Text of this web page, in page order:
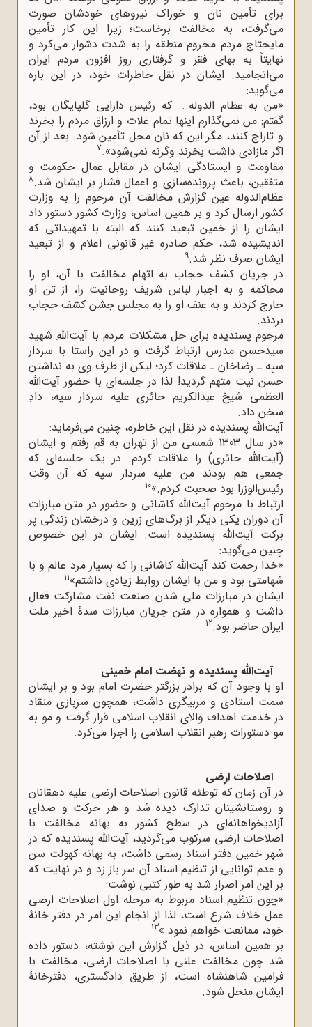
برای تأمین نان و خوراک نیروهای خودشان صورت
می‌گرفت، به مخالفت برخاست؛ زیرا این کار تأمین
مایحتاج مردم محروم منطقه را به شدت دشوار می‌کرد و
نهایتاً به بهای فقر و گرفتاری روز افزون مردم ایران
می‌انجامید. ایشان در نقل خاطرات خود، در این باره
می‌گوید:
«من به عظام الدوله... که رئیس دارایی گلپایگان بود،
گفتم: من نمی‌گذارم اینها تمام غلات و ارزاق مردم را بخرند
و تاراج کنند، مگر این که نان محل تأمین شود. بعد از آن
اگر مازادی داشت بخرند وگرنه نمی‌شود».7
مقاومت و ایستادگی ایشان در مقابل عمال حکومت و
متفقین، باعث پرونده‌سازی و اعمال فشار بر ایشان شد.8
عظام‌الدوله عین گزارش مخالفت آن مرحوم را به وزارت
کشور ارسال کرد و بر همین اساس، وزارت کشور دستور داد
ایشان را از خمین تبعید کنند که البته با تمهیداتی که
اندیشیده شد، حکم صادره غیر قانونی اعلام و از تبعید
ایشان صرف نظر شد.9
در جریان کشف حجاب به اتهام مخالفت با آن، او را
محاکمه و به اجبار لباس شریف روحانیت را، از تن او
خارج کردند و به عنف او را به مجلس جشن کشف حجاب
بردند.
مرحوم پسندیده برای حل مشکلات مردم با آیت‌اللهِ شهید
سیدحسن مدرس ارتباط گرفت و در این راستا با سردار
سپه ـ رضاخان ـ ملاقات کرد؛ لیکن از طرف وی به نداشتن
حسن نیت متهم گردید! لذا در جلسه‌ای با حضور آیت‌الله
‌العظمی شیخ عبدالکریم حائری علیه سردار سپه، دادِ
سخن داد.
آیت‌الله پسندیده در نقل این خاطره، چنین می‌فرماید:
«در سال 1303 شمسی من از تهران به قم رفتم و ایشان
(آیت‌الله حائری) را ملاقات کردم. در یک جلسه‌ای که
جمعی هم بودند من علیه سردار سپه که آن وقت
رئیس‌الوزرا بود صحبت کردم.»10
ارتباط با مرحوم آیت‌الله کاشانی و حضور در متن مبارزات
آن دوران یکی دیگر از برگ‌های زرین و درخشان زندگی پر
برکت آیت‌الله پسندیده است. ایشان در این خصوص
چنین می‌گوید:
«خدا رحمت کند آیت‌الله کاشانی را که بسیار مرد عالم و با
شهامتی بود و من با ایشان روابط زیادی داشتم»11
ایشان در مبارزات ملی شدن صنعت نفت مشارکت فعال
داشت و همواره در متن جریان مبارزات سدۀ اخیر ملت
ایران حاضر بود.12
آیت‌الله پسندیده و نهضت امام خمینی
او با وجود آن که برادر بزرگتر حضرت امام بود و بر ایشان
سمت استادی و مربیگری داشت، همچون سربازی منقاد
در خدمت اهداف والای انقلاب اسلامی قرار گرفت و مو به
مو دستورات رهبر انقلاب اسلامی را اجرا می‌کرد.
اصلاحات ارضی
در آن زمان که توطئه قانون اصلاحات ارضی علیه دهقانان
و روستانشینان تدارک دیده شد و هر حرکت و صدای
آزادیخواهانه‌ای در سطح کشور به بهانه مخالفت با
اصلاحات ارضی سرکوب می‌گردید، آیت‌الله پسندیده که در
شهر خمین دفتر اسناد رسمی داشت، به بهانه کهولت سن
و عدم توانایی از تنظیم اسناد آن سر باز زد و در نهایت که
بر این امر اصرار شد به طور کتبی نوشت:
«چون تنظیم اسناد مربوط به مرحله اول اصلاحات ارضی
عمل خلاف شرع است، لذا از انجام این امر در دفتر خانۀ
خود، ممانعت خواهم نمود.»13
بر همین اساس، در ذیل گزارش این نوشته، دستور داده
شد چون مخالفت علنی با اصلاحات ارضی، مخالفت با
فرامین شاهنشاه است، از طریق دادگستری، دفترخانۀ
ایشان منحل شود.